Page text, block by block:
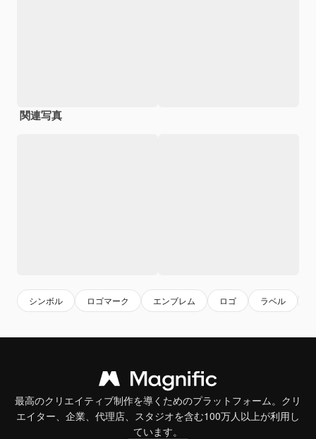
関連写真
シンボル ロゴマーク エンブレム ロゴ ラベル
最高のクリエイティブ制作を導くためのプラットフォーム。クリ
エイター、企業、代理店、スタジオを含む100万人以上が利用し
ています。